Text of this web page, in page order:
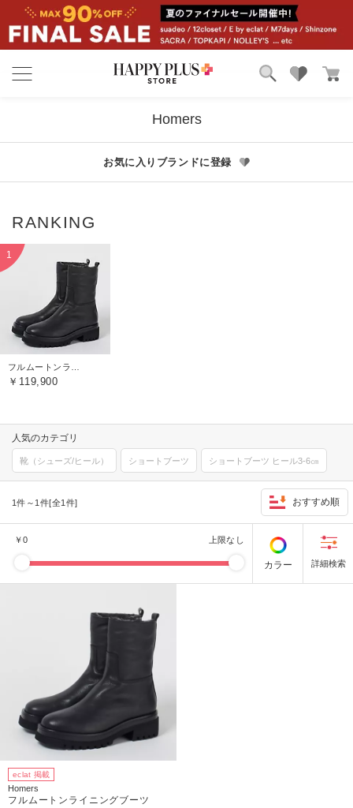
雑誌掲載アイテム
特集
Homers
お気に入りブランドに登録
￥119,900
人気のカテゴリ
靴（シューズ/ヒール） ショートブーツ ショートブーツ ヒール3-6㎝
1件～1件[全1件] おすすめ順
￥0 上限なし
カラー
eclat 掲載
Homers
フルムートンライニングブーツ